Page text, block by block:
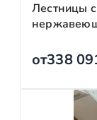
Лестницы
от338